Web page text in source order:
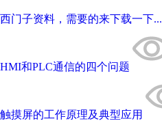
西门子资料，需要的来下载一下...
HMI和PLC通信的四个问题
触摸屏的工作原理及典型应用